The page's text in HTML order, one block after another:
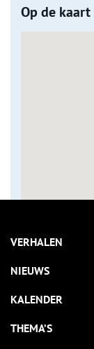
Op de kaart
VERHALEN
NIEUWS
KALENDER
THEMA’S